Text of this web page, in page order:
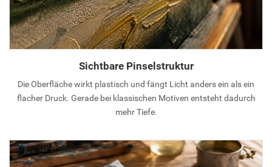
Sichtbare Pinselstruktur
Die Oberfläche wirkt plastisch und fängt Licht anders ein als ein
flacher Druck. Gerade bei klassischen Motiven entsteht dadurch
mehr Tiefe.